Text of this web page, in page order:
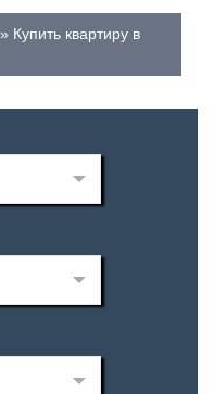
Купить квартиру в